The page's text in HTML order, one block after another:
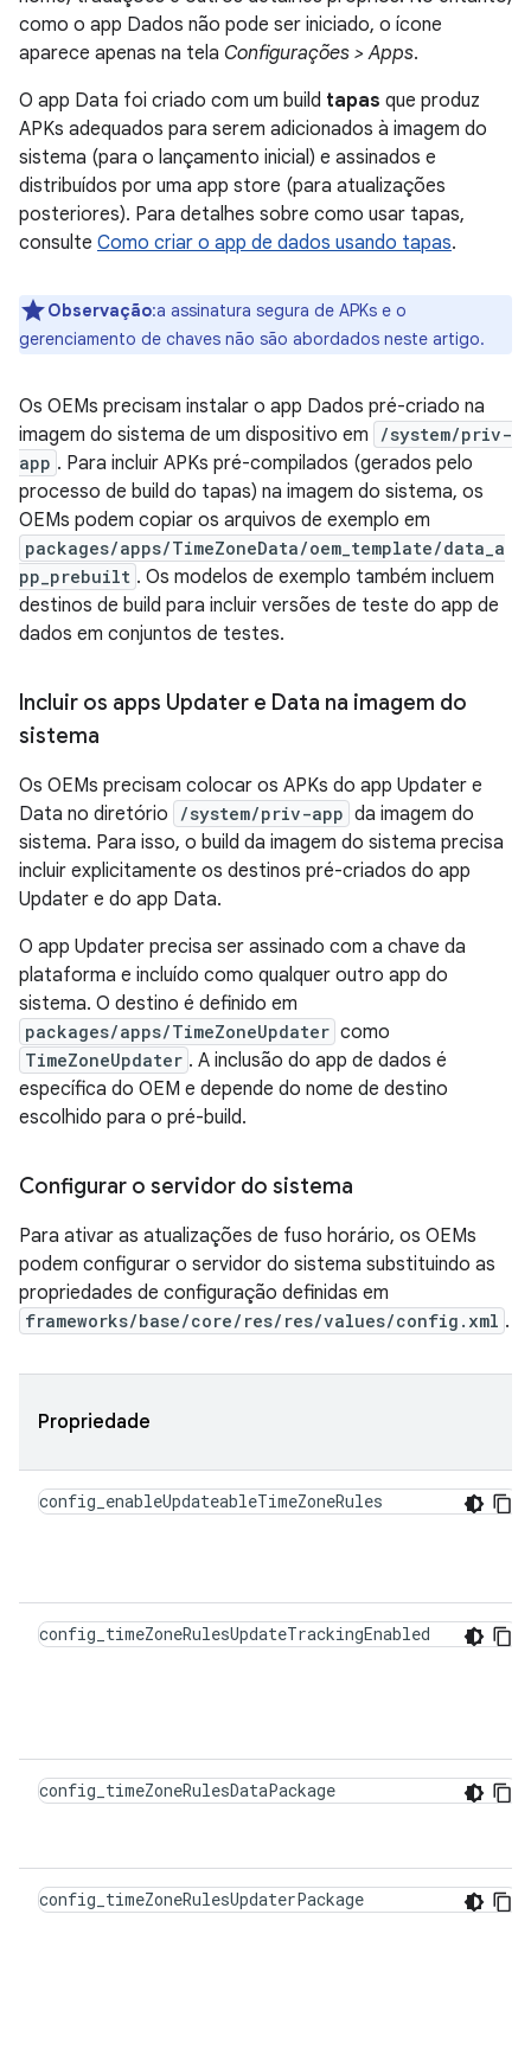
como o app Dados não pode ser iniciado, o ícone
aparece apenas na tela Configurações > Apps.
O app Data foi criado com um build tapas que produz
APKs adequados para serem adicionados à imagem do
sistema (para o lançamento inicial) e assinados e
distribuídos por uma app store (para atualizações
posteriores). Para detalhes sobre como usar tapas,
consulte Como criar o app de dados usando tapas.
Observação:a assinatura segura de APKs e o
gerenciamento de chaves não são abordados neste artigo.
Os OEMs precisam instalar o app Dados pré-criado na
imagem do sistema de um dispositivo em
/system/priv-
app . Para incluir APKs pré-compilados (gerados pelo
processo de build do tapas) na imagem do sistema, os
OEMs podem copiar os arquivos de exemplo em
packages/apps/TimeZoneData/oem_template/data_a
pp_prebuilt . Os modelos de exemplo também incluem
destinos de build para incluir versões de teste do app de
dados em conjuntos de testes.
Incluir os apps Updater e Data na imagem do
sistema
Os OEMs precisam colocar os APKs do app Updater e
Data no diretório
/system/priv-app da imagem do
sistema. Para isso, o build da imagem do sistema precisa
incluir explicitamente os destinos pré-criados do app
Updater e do app Data.
O app Updater precisa ser assinado com a chave da
plataforma e incluído como qualquer outro app do
sistema. O destino é definido em
packages/apps/TimeZoneUpdater como
TimeZoneUpdater . A inclusão do app de dados é
específica do OEM e depende do nome de destino
escolhido para o pré-build.
Configurar o servidor do sistema
Para ativar as atualizações de fuso horário, os OEMs
podem configurar o servidor do sistema substituindo as
propriedades de configuração definidas em
frameworks/base/core/res/res/values/config.xml .
Propriedade
config_enableUpdateableTimeZoneRules
config_timeZoneRulesUpdateTrackingEnabled
config_timeZoneRulesDataPackage
config_timeZoneRulesUpdaterPackage